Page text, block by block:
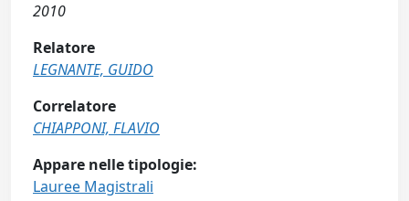
2010
Relatore
LEGNANTE, GUIDO
Correlatore
CHIAPPONI, FLAVIO
Appare nelle tipologie:
Lauree Magistrali